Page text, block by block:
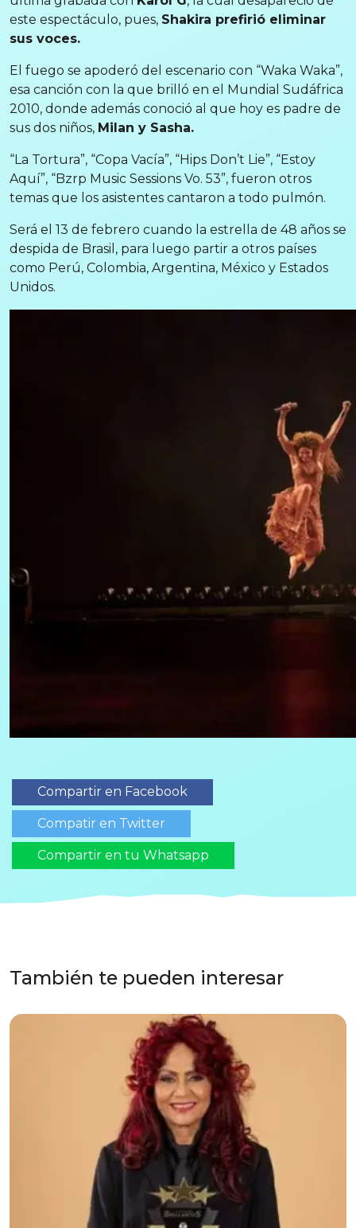
este espectáculo, pues, Shakira prefirió eliminar
sus voces.
El fuego se apoderó del escenario con “Waka Waka”,
esa canción con la que brilló en el Mundial Sudáfrica
2010, donde además conoció al que hoy es padre de
sus dos niños, Milan y Sasha.
“La Tortura”, “Copa Vacía”, “Hips Don’t Lie”, “Estoy
Aquí”, “Bzrp Music Sessions Vo. 53”, fueron otros
temas que los asistentes cantaron a todo pulmón.
Será el 13 de febrero cuando la estrella de 48 años se
despida de Brasil, para luego partir a otros países
como Perú, Colombia, Argentina, México y Estados
Unidos.
Compartir en Facebook
Compatir en Twitter
Compartir en tu Whatsapp
También te pueden interesar